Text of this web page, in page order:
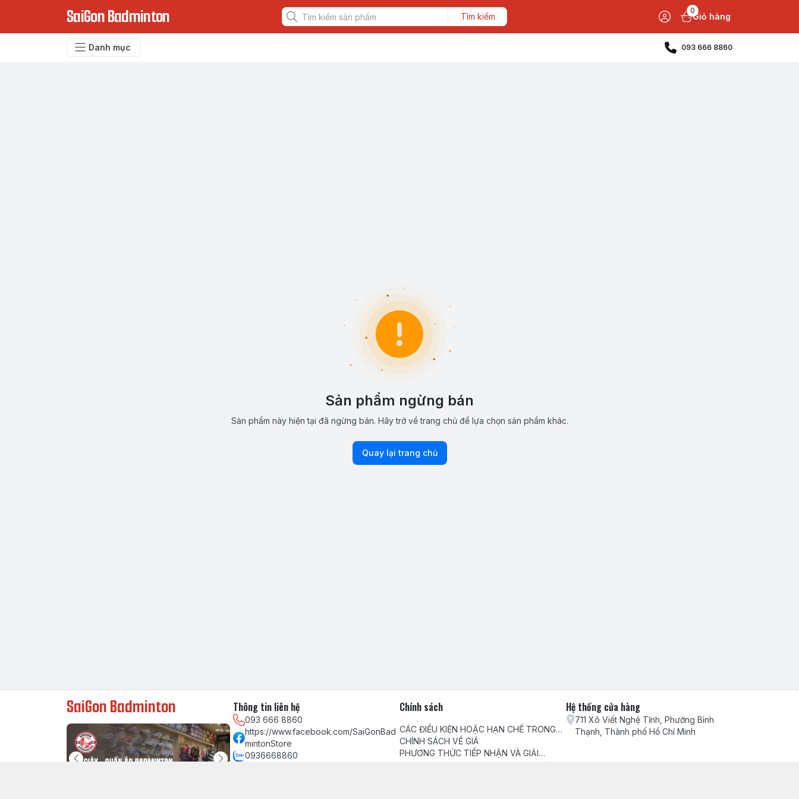
SaiGon Badminton Tìm kiếm
0
Giỏ hàng
Danh mục 093 666 8860
Sản phẩm ngừng bán
Sản phẩm này hiện tại đã ngừng bán. Hãy trở về trang chủ để lựa chọn sản phẩm khác.
Quay lại trang chủ
SaiGon Badminton Thông tin liên hệ
093 666 8860
https://www.facebook.com/SaiGonBad
mintonStore
0936668860
Chính sách
CÁC ĐIỀU KIỆN HOẶC HẠN CHẾ TRONG
VIỆC CUNG CẤP HÀNG HÓA, DỊCH VỤ
CHÍNH SÁCH VỀ GIÁ
PHƯƠNG THỨC TIẾP NHẬN VÀ GIẢI
Hệ thống cửa hàng
711 Xô Viết Nghệ Tĩnh, Phường Bình
Thạnh, Thành phố Hồ Chí Minh